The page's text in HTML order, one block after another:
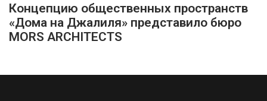
Концепцию общественных пространств
«Дома на Джалиля» представило бюро
MORS ARCHITECTS